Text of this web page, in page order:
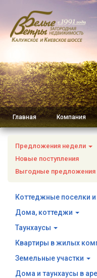
Главная Компания
Предложения недели
Новые поступления
Выгодные предложения
Коттеджные поселки
Дома, коттеджи
Таунхаусы
Квартиры в жилых
Земельные участки
Дома и таунхаусы в